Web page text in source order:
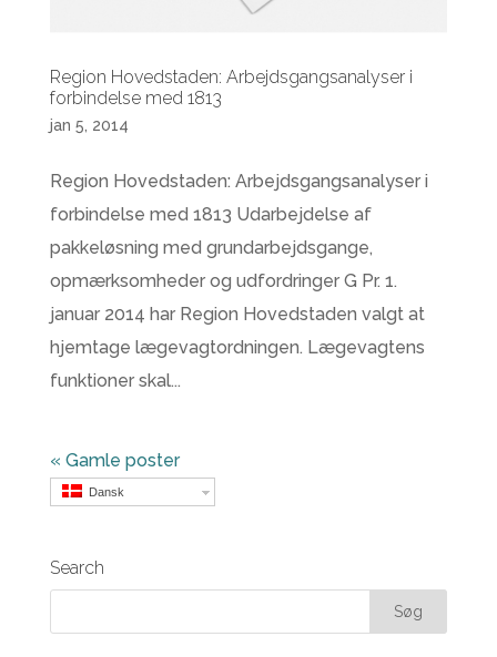
Region Hovedstaden: Arbejdsgangsanalyser i
forbindelse med 1813
jan 5, 2014
Region Hovedstaden: Arbejdsgangsanalyser i
forbindelse med 1813 Udarbejdelse af
pakkeløsning med grundarbejdsgange,
opmærksomheder og udfordringer G Pr. 1.
januar 2014 har Region Hovedstaden valgt at
hjemtage lægevagtordningen. Lægevagtens
funktioner skal...
« Gamle poster
Dansk
Search